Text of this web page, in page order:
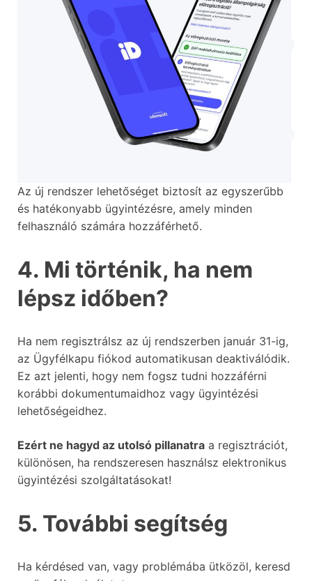
Az új rendszer lehetőséget biztosít az egyszerűbb
és hatékonyabb ügyintézésre, amely minden
felhasználó számára hozzáférhető.
4. Mi történik, ha nem
lépsz időben?
Ha nem regisztrálsz az új rendszerben január 31-ig,
az Ügyfélkapu fiókod automatikusan deaktiválódik.
Ez azt jelenti, hogy nem fogsz tudni hozzáférni
korábbi dokumentumaidhoz vagy ügyintézési
lehetőségeidhez.
Ezért ne hagyd az utolsó pillanatra a regisztrációt,
különösen, ha rendszeresen használsz elektronikus
ügyintézési szolgáltatásokat!
5. További segítség
Ha kérdésed van, vagy problémába ütközöl, keresd